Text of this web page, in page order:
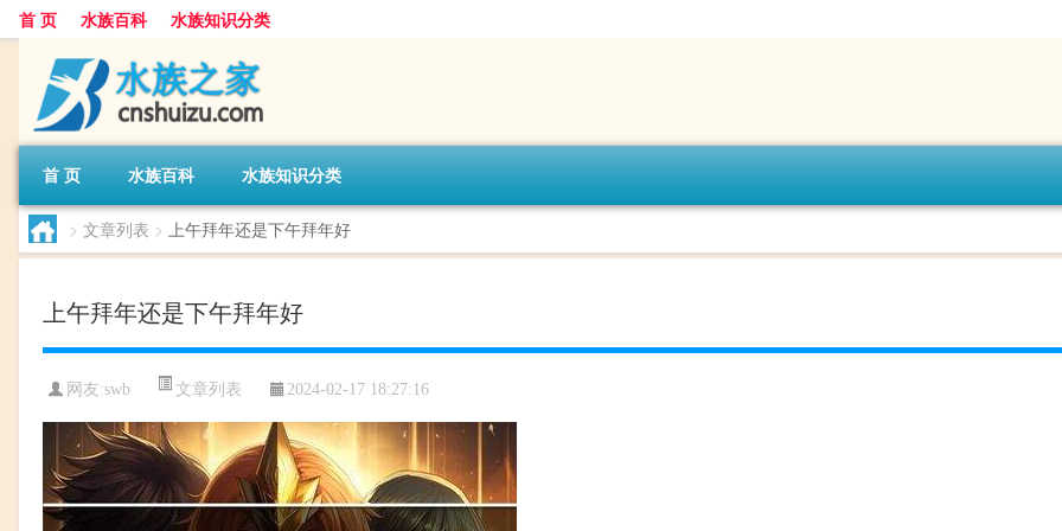
首 页 水族百科 水族知识分类
首 页 水族百科 水族知识分类
> 文章列表 > 上午拜年还是下午拜年好
上午拜年还是下午拜年好
网友:swb 文章列表 2024-02-17 18:27:16